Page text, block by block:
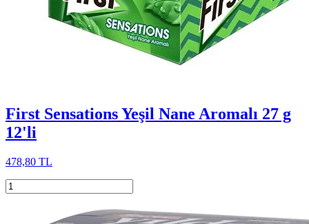
First Sensations Yeşil Nane Aromalı 27 g
12'li
478,80 TL